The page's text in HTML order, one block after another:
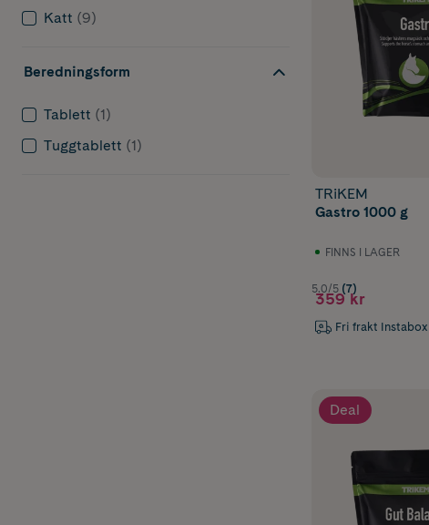
Katt (9)
Beredningsform
Tablett (1)
Tuggtablett (1)
TRiKEM
Gastro 1000 g
FINNS I LAGER
5.0/5 (7)
359 kr
Fri frakt Instabox
Deal